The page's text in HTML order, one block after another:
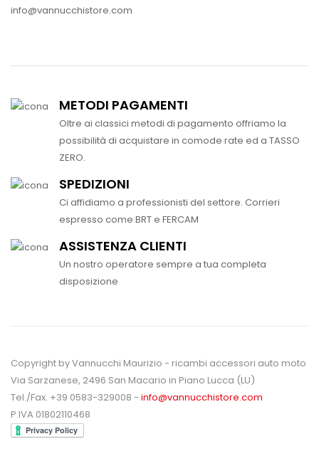
info@vannucchistore.com
METODI PAGAMENTI
Oltre ai classici metodi di pagamento offriamo la
possibilità di acquistare in comode rate ed a TASSO
ZERO.
SPEDIZIONI
Ci affidiamo a professionisti del settore. Corrieri
espresso come BRT e FERCAM
ASSISTENZA CLIENTI
Un nostro operatore sempre a tua completa
disposizione
Copyright by Vannucchi Maurizio - ricambi accessori auto moto
Via Sarzanese, 2496 San Macario in Piano Lucca (LU)
Tel./Fax. +39 0583-329008 - info@vannucchistore.com
P.IVA 01802110468